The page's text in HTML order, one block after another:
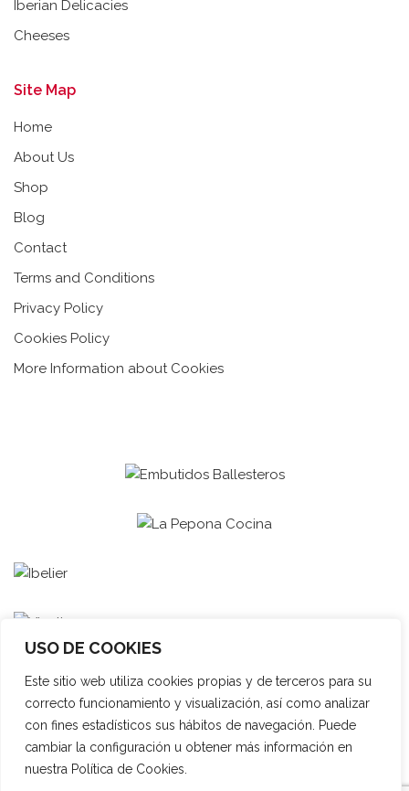
USO DE COOKIES
Este sitio web utiliza cookies propias y de terceros para su
correcto funcionamiento y visualización, así como analizar
con fines estadísticos sus hábitos de navegación. Puede
cambiar la configuración u obtener más información en
nuestra Política de Cookies.
Iberian Delicacies
Cheeses
Site Map
Home
About Us
Shop
Blog
Contact
Terms and Conditions
Privacy Policy
Cookies Policy
More Information about Cookies